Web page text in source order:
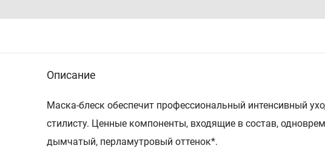
Описание
Маска-блеск обеспечит профессиональный интенсивный
стилисту. Ценные компоненты, входящие в состав,
дымчатый, перламутровый оттенок*.